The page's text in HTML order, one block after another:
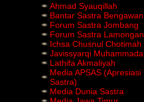
Ahmad Syauqillah
Bantar Sastra Bengawan
Forum Sastra Jombang
Forum Sastra Lamongan
Ichsa Chusnul Chotimah
Javissyarqi Muhammada
Lathifa Akmaliyah
Media APSAS (Apresiasi
Sastra)
Media Dunia Sastra